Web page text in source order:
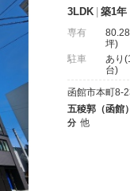
3LDK 築1年
専有
坪)
駐車
あり
台)
函館市本町8-
五稜郭（函館
分 他